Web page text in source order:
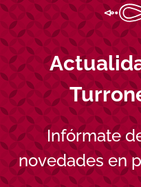
Infórmate
novedades en